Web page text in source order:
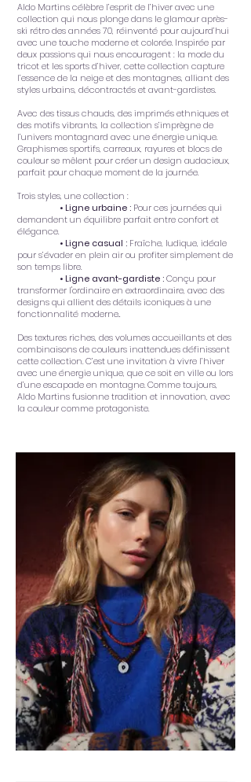
Aldo Martins célèbre l’esprit de l’hiver avec une
collection qui nous plonge dans le glamour après-
ski rétro des années 70, réinventé pour aujourd’hui
avec une touche moderne et colorée. Inspirée par
deux passions qui nous encouragent : la mode du
tricot et les sports d’hiver, cette collection capture
l’essence de la neige et des montagnes, alliant des
styles urbains, décontractés et avant-gardistes.
Avec des tissus chauds, des imprimés ethniques et
des motifs vibrants, la collection s’imprègne de
l’univers montagnard avec une énergie unique.
Graphismes sportifs, carreaux, rayures et blocs de
couleur se mêlent pour créer un design audacieux,
parfait pour chaque moment de la journée.
Trois styles, une collection :
• Ligne urbaine : Pour ces journées qui
demandent un équilibre parfait entre confort et
élégance.
• Ligne casual : Fraîche, ludique, idéale
pour s’évader en plein air ou profiter simplement de
son temps libre.
• Ligne avant-gardiste :Conçu pour
transformer l'ordinaire en extraordinaire, avec des
designs qui allient des détails iconiques à une
fonctionnalité moderne..
Des textures riches, des volumes accueillants et des
combinaisons de couleurs inattendues définissent
cette collection. C’est une invitation à vivre l’hiver
avec une énergie unique, que ce soit en ville ou lors
d’une escapade en montagne. Comme toujours,
Aldo Martins fusionne tradition et innovation, avec
la couleur comme protagoniste.